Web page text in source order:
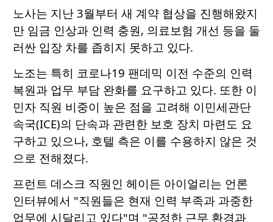
노사는 지난 3월부터 새 계약 협상을 진행해왔지
만 임금 인상과 인력 충원, 의료보험 개선 등을 둘
러싼 입장 차를 좁히지 못하고 있다.
노조는 특히 코로나19 팬데믹 이전 수준의 인력
복원과 업무 부담 완화를 요구하고 있다. 또한 이
민자 직원 비중이 높은 점을 고려해 이민세관단
속국(ICE)의 단속과 관련한 보호 장치 마련도 요
구하고 있으나, 호텔 측은 이를 수용하지 않은 것
으로 전해졌다.
프런트 데스크 직원인 헤이든 아이얼리는 언론
인터뷰에서 "직원들은 현재 인력 부족과 과중한
업무에 시달리고 있다"며 "공정한 근무 환경과